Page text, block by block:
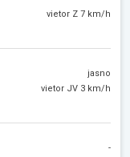
vietor Z 7 km/h
jasno
vietor JV 3 km/h
-